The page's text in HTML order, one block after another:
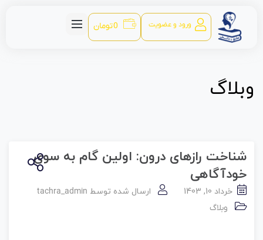
ورود و عضویت 0 تومان
وبلاگ
شناخت رازهای درون: اولین گام به سوی
خودآگاهی
خرداد 10, 1403 ارسال شده توسطtachra_admin
وبلاگ